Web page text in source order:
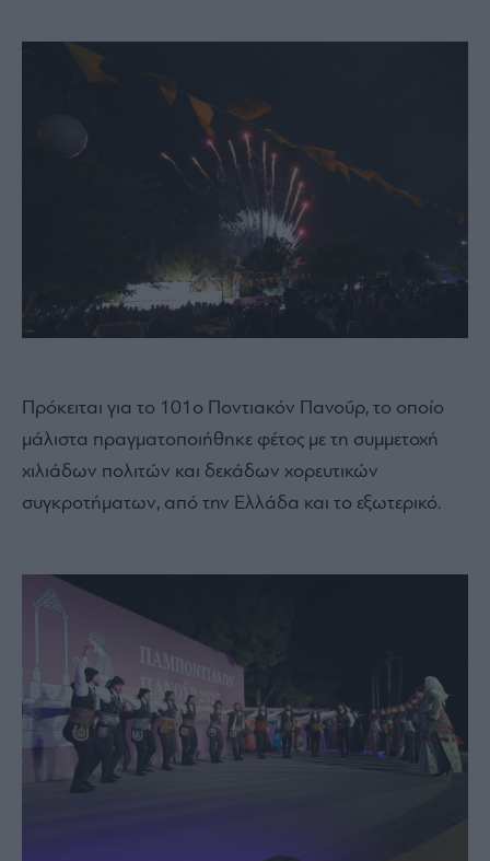
Πρόκειται για το 101ο Ποντιακόν Πανοΰρ, το οποίο
μάλιστα πραγματοποιήθηκε φέτος με τη συμμετοχή
χιλιάδων πολιτών και δεκάδων χορευτικών
συγκροτήματων, από την Ελλάδα και το εξωτερικό.